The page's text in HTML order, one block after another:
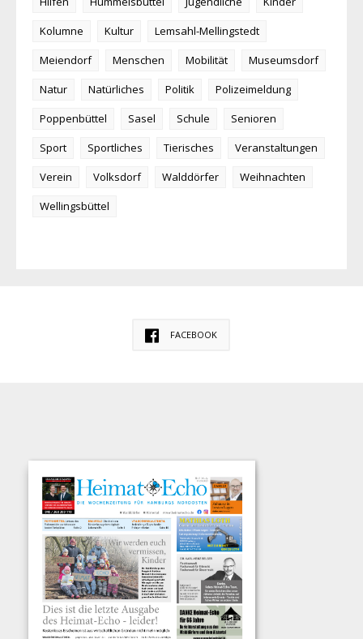
Kolumne
Kultur
Lemsahl-Mellingstedt
Meiendorf
Menschen Mobilität
Museumsdorf
Natur
Natürliches Politik
Polizeimeldung
Poppenbüttel
Sasel Schule
Senioren
Sport
Sportliches Tierisches
Veranstaltungen
Verein
Volksdorf Walddörfer
Weihnachten
Wellingsbüttel
FACEBOOK